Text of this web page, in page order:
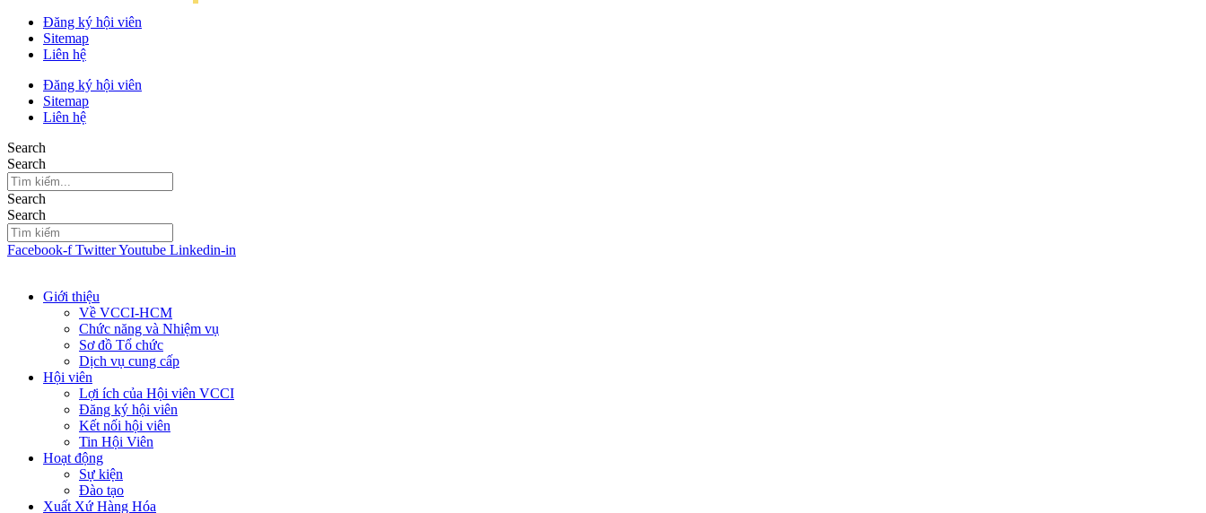
Đăng ký hội viên
Sitemap
Liên hệ
Đăng ký hội viên
Sitemap
Liên hệ
Search
Search
Search
Search
Facebook-f TwitterYoutube Linkedin-in
Giới thiệu
Về VCCI-HCM
Chức năng và Nhiệm vụ
Sơ đồ Tổ chức
Dịch vụ cung cấp
Hội viên
Lợi ích của Hội viên VCCI
Đăng ký hội viên
Kết nối hội viên
Tin Hội Viên
Hoạt động
Sự kiện
Đào tạo
Xuất Xứ Hàng Hóa